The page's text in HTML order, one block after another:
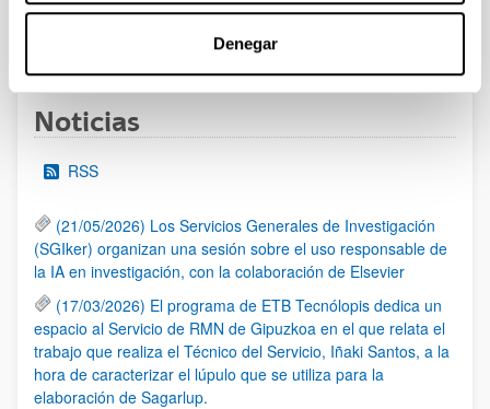
Denegar
Páginas intermedias Use TAB para desplazarse.
PáginaPágina
13 14
Noticias
RSS
(21/05/2026) Los Servicios Generales de Investigación
(SGIker) organizan una sesión sobre el uso responsable de
la IA en investigación, con la colaboración de Elsevier
(17/03/2026) El programa de ETB Tecnólopis dedica un
espacio al Servicio de RMN de Gipuzkoa en el que relata el
trabajo que realiza el Técnico del Servicio, Iñaki Santos, a la
hora de caracterizar el lúpulo que se utiliza para la
elaboración de Sagarlup.